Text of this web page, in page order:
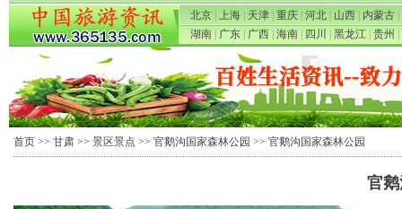
北京 上海 天津 重庆 河北 山西 内蒙古
湖南
广东 广西 海南 四川 黑龙江 贵州
首页 >> 甘肃 >> 景区景点 >> 官鹅沟国家森林公园 >> 官鹅沟国家森林公园
官